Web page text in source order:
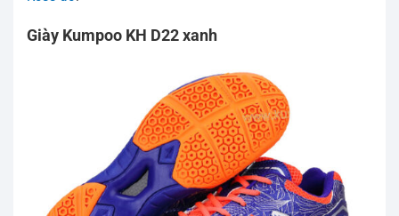
Giày Kumpoo KH D22 xanh